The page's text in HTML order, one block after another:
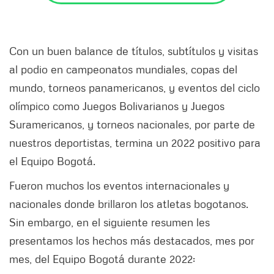
Con un buen balance de títulos, subtítulos y visitas
al podio en campeonatos mundiales, copas del
mundo, torneos panamericanos, y eventos del ciclo
olímpico como Juegos Bolivarianos y Juegos
Suramericanos, y torneos nacionales, por parte de
nuestros deportistas, termina un 2022 positivo para
el Equipo Bogotá.
Fueron muchos los eventos internacionales y
nacionales donde brillaron los atletas bogotanos.
Sin embargo, en el siguiente resumen les
presentamos los hechos más destacados, mes por
mes, del Equipo Bogotá durante 2022: